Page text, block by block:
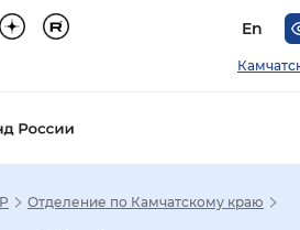
En
Отделение по Камчатскому краю